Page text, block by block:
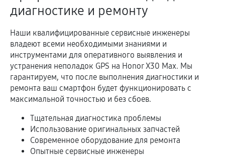
диагностике и ремонту
Наши квалифицированные сервисные инженеры
владеют всеми необходимыми знаниями и
инструментами для оперативного выявления и
устранения неполадок GPS на Honor X30 Max. Мы
гарантируем, что после выполнения диагностики и
ремонта ваш смартфон будет функционировать с
максимальной точностью и без сбоев.
Тщательная диагностика проблемы
Использование оригинальных запчастей
Современное оборудование для ремонта
Опытные сервисные инженеры